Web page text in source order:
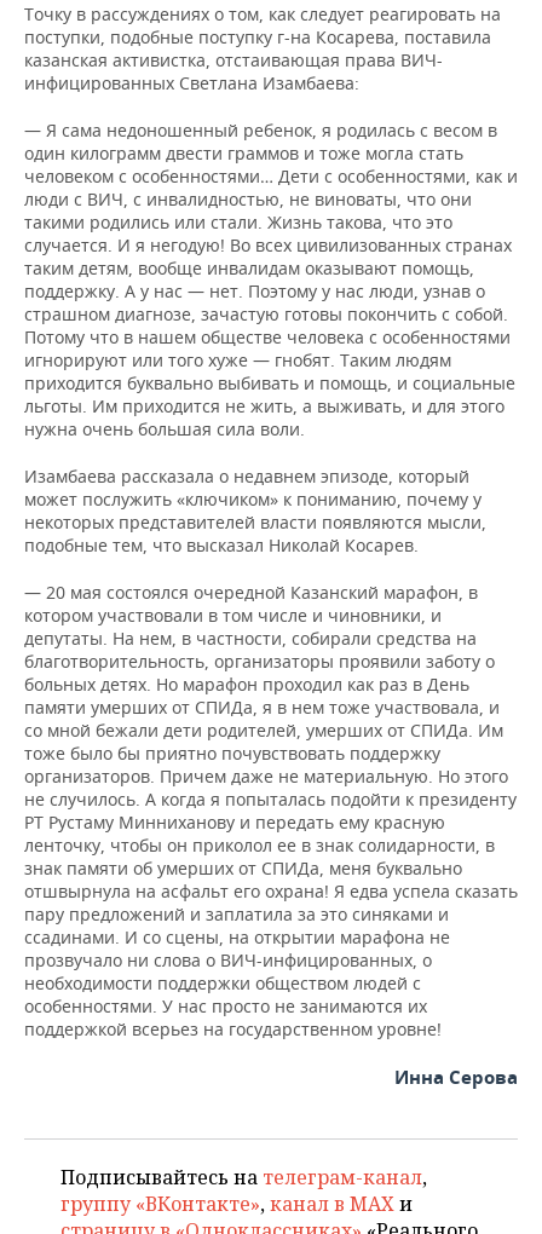
Точку в рассуждениях о том, как следует реагировать на
поступки, подобные поступку г-на Косарева, поставила
казанская активистка, отстаивающая права ВИЧ-
инфицированных Светлана Изамбаева:
— Я сама недоношенный ребенок, я родилась с весом в
один килограмм двести граммов и тоже могла стать
человеком с особенностями… Дети с особенностями, как и
люди с ВИЧ, с инвалидностью, не виноваты, что они
такими родились или стали. Жизнь такова, что это
случается. И я негодую! Во всех цивилизованных странах
таким детям, вообще инвалидам оказывают помощь,
поддержку. А у нас — нет. Поэтому у нас люди, узнав о
страшном диагнозе, зачастую готовы покончить с собой.
Потому что в нашем обществе человека с особенностями
игнорируют или того хуже — гнобят. Таким людям
приходится буквально выбивать и помощь, и социальные
льготы. Им приходится не жить, а выживать, и для этого
нужна очень большая сила воли.
Изамбаева рассказала о недавнем эпизоде, который
может послужить «ключиком» к пониманию, почему у
некоторых представителей власти появляются мысли,
подобные тем, что высказал Николай Косарев.
— 20 мая состоялся очередной Казанский марафон, в
котором участвовали в том числе и чиновники, и
депутаты. На нем, в частности, собирали средства на
благотворительность, организаторы проявили заботу о
больных детях. Но марафон проходил как раз в День
памяти умерших от СПИДа, я в нем тоже участвовала, и
со мной бежали дети родителей, умерших от СПИДа. Им
тоже было бы приятно почувствовать поддержку
организаторов. Причем даже не материальную. Но этого
не случилось. А когда я попыталась подойти к президенту
РТ Рустаму Минниханову и передать ему красную
ленточку, чтобы он приколол ее в знак солидарности, в
знак памяти об умерших от СПИДа, меня буквально
отшвырнула на асфальт его охрана! Я едва успела сказать
пару предложений и заплатила за это синяками и
ссадинами. И со сцены, на открытии марафона не
прозвучало ни слова о ВИЧ-инфицированных, о
необходимости поддержки обществом людей с
особенностями. У нас просто не занимаются их
поддержкой всерьез на государственном уровне!
Инна Серова
Подписывайтесь на телеграм-канал,
группу «ВКонтакте»,канал в MAXи